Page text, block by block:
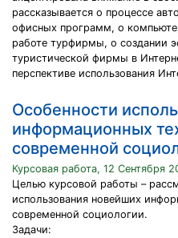
рассказывается о процессе
офисных программ, о
работе турфирмы, о создании
туристической фирмы в
перспективе использования
Особенности
информационных
современной
Курсовая работа, 12 Сентября
Целью курсовой работы –
использования новейших
современной социологии.
Задачи: